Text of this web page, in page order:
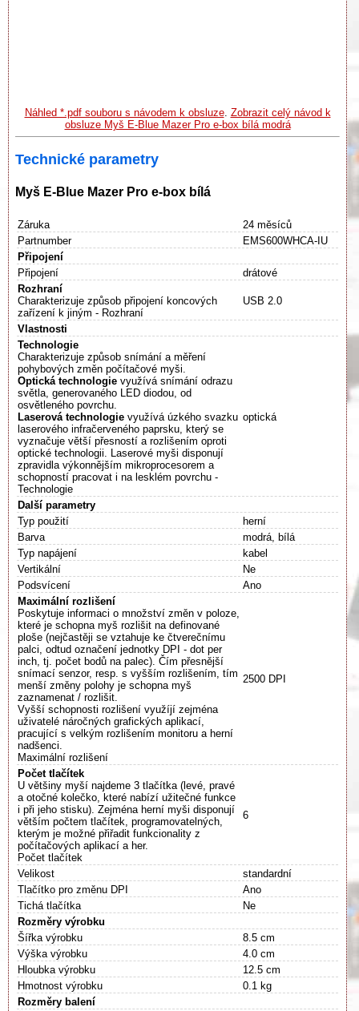
Náhled *.pdf souboru s návodem k obsluze. Zobrazit celý návod k
obsluze Myš E-Blue Mazer Pro e-box bílá modrá
Technické parametry
Myš E-Blue Mazer Pro e-box bílá
Záruka
24 měsíců
Partnumber
EMS600WHCA-IU
Připojení
Připojení
drátové
Rozhraní
Charakterizuje způsob připojení koncových
zařízení k jiným - Rozhraní
USB 2.0
Vlastnosti
Technologie
Charakterizuje způsob snímání a měření
pohybových změn počítačové myši.
Optická technologie využívá snímání odrazu
světla, generovaného LED diodou, od
osvětleného povrchu.
Laserová technologie využívá úzkého svazku
laserového infračerveného paprsku, který se
vyznačuje větší přesností a rozlišením oproti
optické technologii. Laserové myši disponují
zpravidla výkonnějším mikroprocesorem a
schopností pracovat i na lesklém povrchu -
Technologie
optická
Další parametry
Typ použití
herní
Barva
modrá, bílá
Typ napájení
kabel
Vertikální
Ne
Podsvícení
Ano
Maximální rozlišení
Poskytuje informaci o množství změn v poloze,
které je schopna myš rozlišit na definované
ploše (nejčastěji se vztahuje ke čtverečnímu
palci, odtud označení jednotky DPI - dot per
inch, tj. počet bodů na palec). Čím přesnější
snímací senzor, resp. s vyšším rozlišením, tím
menší změny polohy je schopna myš
zaznamenat / rozlišit.
Vyšší schopnosti rozlišení využíjí zejména
uživatelé náročných grafických aplikací,
pracující s velkým rozlišením monitoru a herní
nadšenci.
Maximální rozlišení
2500 DPI
Počet tlačítek
U většiny myší najdeme 3 tlačítka (levé, pravé
a otočné kolečko, které nabízí užitečné funkce
i při jeho stisku). Zejména herní myši disponují
větším počtem tlačítek, programovatelných,
kterým je možné přiřadit funkcionality z
počítačových aplikací a her.
Počet tlačítek
6
Velikost
standardní
Tlačítko pro změnu DPI
Ano
Tichá tlačítka
Ne
Rozměry výrobku
Šířka výrobku
8.5 cm
Výška výrobku
4.0 cm
Hloubka výrobku
12.5 cm
Hmotnost výrobku
0.1 kg
Rozměry balení